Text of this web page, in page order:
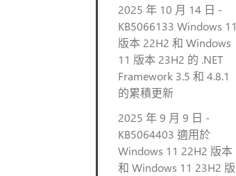
2025 年 10 月 14 日 -
KB5066133 Windows 11
版本 22H2 和 Windows
11 版本 23H2 的 .NET
Framework 3.5 和 4.8.1
的累積更新
2025 年 9 月 9 日 -
KB5064403 適用於
Windows 11 22H2 版本
和 Windows 11 23H2 版